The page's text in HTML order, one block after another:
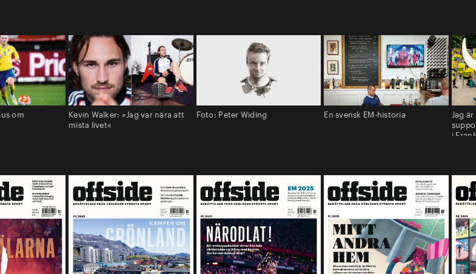
om
Kevin Walker: »Jag var nära att
mista livet«
Foto: Peter Widing En svensk EM-historia
Jag
i